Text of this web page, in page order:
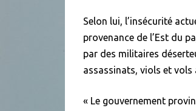
Selon lui, l’insécurité
provenance de l’Est du
par des militaires
assassinats, viols et vols
« Le gouvernement